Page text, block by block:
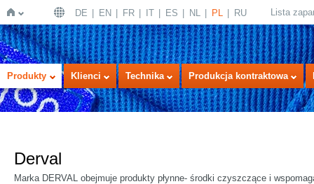
Strona
DE EN FR IT ES NL PL RU Lista
Produkty Klienci Technika Produkcja kontraktowa
Derval
Marka DERVAL obejmuje produkty płynne- środki czyszczące i